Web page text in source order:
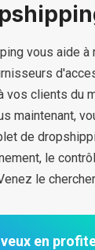
vous aide à
vos clients du
maintenant,
de
le
le
en